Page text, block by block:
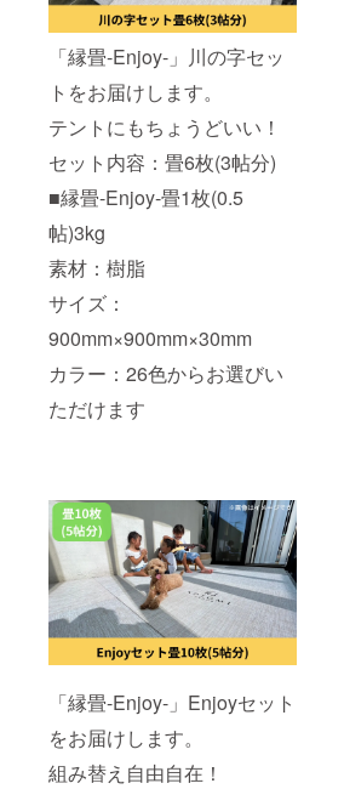
「縁畳-Enjoy-」川の字セッ
トをお届けします。
テントにもちょうどいい！
セット内容：畳6枚(3帖分)
■縁畳-Enjoy-畳1枚(0.5
帖)3kg
素材：樹脂
サイズ：
900mm×900mm×30mm
カラー：26色からお選びい
ただけます
「縁畳-Enjoy-」Enjoyセット
をお届けします。
組み替え自由自在！